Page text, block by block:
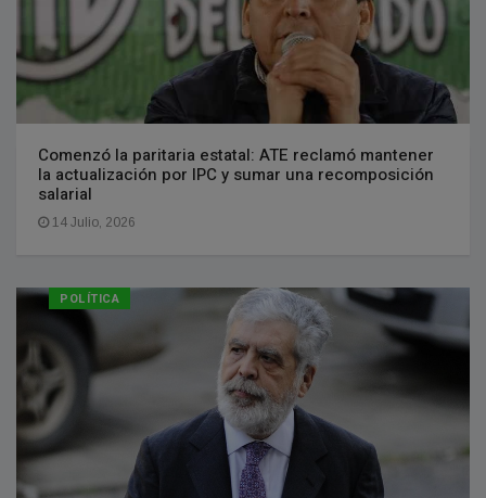
Comenzó la paritaria estatal: ATE reclamó mantener
la actualización por IPC y sumar una recomposición
salarial
14 Julio, 2026
POLÍTICA